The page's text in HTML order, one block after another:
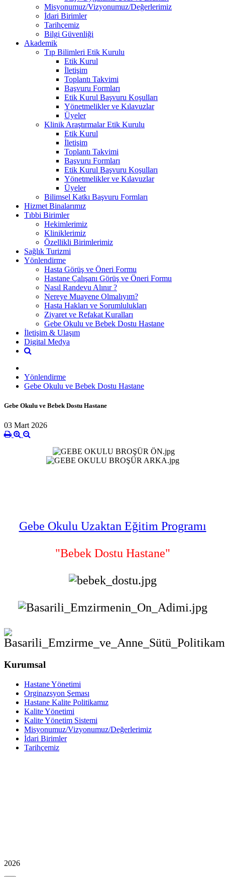
Misyonumuz/Vizyonumuz/Değerlerimiz
İdari Birimler
Tarihçemiz
Bilgi Güvenliği
Akademik
Tıp Bilimleri Etik Kurulu
Etik Kurul
İletişim
Toplantı Takvimi
Başvuru Formları
Etik Kurul Başvuru Koşulları
Yönetmelikler ve Kılavuzlar
Üyeler
Klinik Araştırmalar Etik Kurulu
Etik Kurul
İletişim
Toplantı Takvimi
Başvuru Formları
Etik Kurul Başvuru Koşulları
Yönetmelikler ve Kılavuzlar
Üyeler
Bilimsel Katkı Başvuru Formları
Hizmet Binalarımız
Tıbbi Birimler
Hekimlerimiz
Kliniklerimiz
Özellikli Birimlerimiz
Sağlık Turizmi
Yönlendirme
Hasta Görüş ve Öneri Formu
Hastane Çalışanı Görüş ve Öneri Formu
Nasıl Randevu Alınır ?
Nereye Muayene Olmalıyım?
Hasta Hakları ve Sorumlulukları
Ziyaret ve Refakat Kuralları
Gebe Okulu ve Bebek Dostu Hastane
İletişim & Ulaşım
Digital Medya
Yönlendirme
Gebe Okulu ve Bebek Dostu Hastane
Gebe Okulu ve Bebek Dostu Hastane
03 Mart 2026
Gebe Okulu Uzaktan Eğitim Programı
"Bebek Dostu Hastane"
Kurumsal
Hastane Yönetimi
Orginazsyon Şeması
Hastane Kalite Politikamız
Kalite Yönetimi
Kalite Yönetim Sistemi
Misyonumuz/Vizyonumuz/Değerlerimiz
İdari Birimler
Tarihçemiz
2026